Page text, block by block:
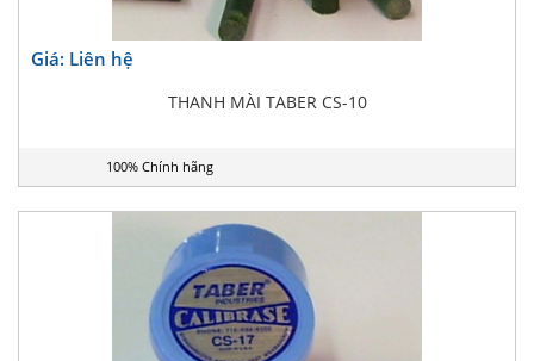
Giá: Liên hệ
THANH MÀI TABER CS-10
100% Chính hãng